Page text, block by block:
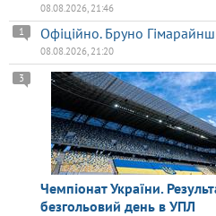
08.08.2026, 21:46
Офіційно. Бруно
1
08.08.2026, 21:20
Чемпіонат України.
безгольовий день в УПЛ
3